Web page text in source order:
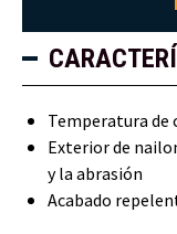
Temperatura de
Exterior de
y la abrasión
Acabado